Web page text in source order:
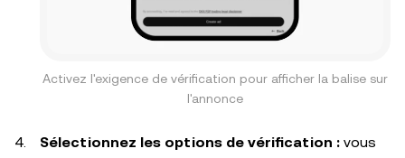
Activez l'exigence de vérification pour afficher la balise sur
l'annonce
Sélectionnez les options de vérification : vous